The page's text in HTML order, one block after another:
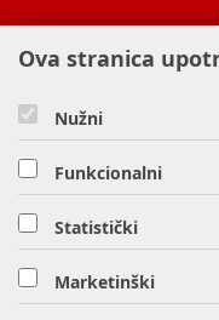
besplatni
HEP-
Ova stranica
Nužni
Funkcionalni
Statistički
Marketinški